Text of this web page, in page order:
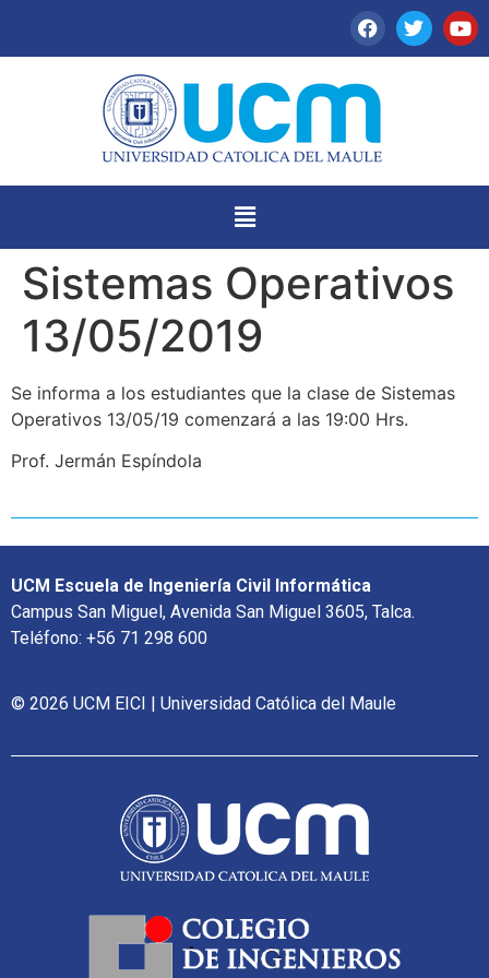
Sistemas Operativos
13/05/2019
Se informa a los estudiantes que la clase de Sistemas
Operativos 13/05/19 comenzará a las 19:00 Hrs.
Prof. Jermán Espíndola
UCM Escuela de Ingeniería Civil Informática
Campus San Miguel, Avenida San Miguel 3605, Talca.
Teléfono: +56 71 298 600
© 2026 UCM EICI | Universidad Católica del Maule